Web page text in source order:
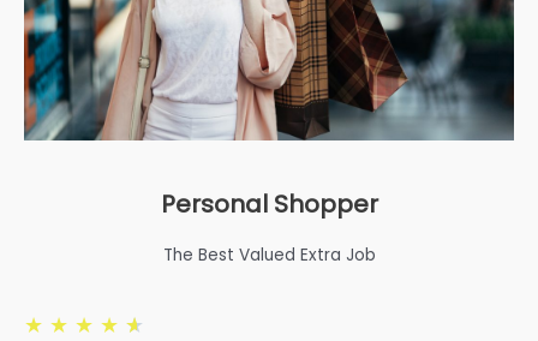
Personal Shopper
The Best Valued Extra Job
★ ★ ★ ★ ★